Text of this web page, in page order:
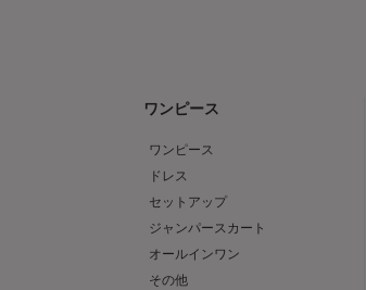
ワンピース
ワンピース
ドレス
セットアップ
ジャンパースカート
オールインワン
その他